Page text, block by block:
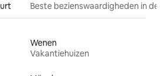
Beste bezienswaardigheden in
Wenen
Vakantiehuizen